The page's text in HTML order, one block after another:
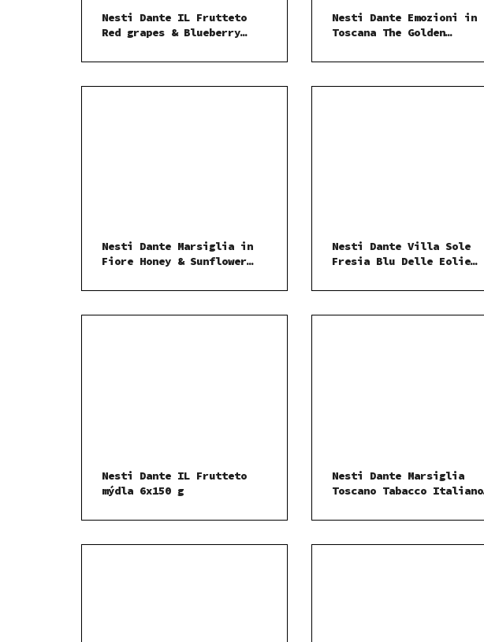
Nesti Dante IL Frutteto
Red grapes & Blueberry
Nesti Dante Emozioni in
Toscana The Golden
Nesti Dante Marsiglia in
Fiore Honey & Sunflower
Nesti Dante Villa Sole
Fresia Blu Delle Eolie
Nesti Dante IL Frutteto
mýdla 6x150 g
Nesti Dante Marsiglia
Toscano Tabacco Italiano